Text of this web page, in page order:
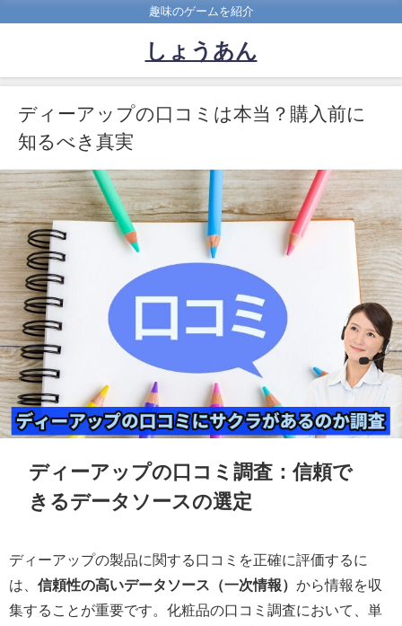
趣味のゲームを紹介
しょうあん
ディーアップの口コミは本当？購入前に
知るべき真実
ディーアップの口コミ調査：信頼で
きるデータソースの選定
ディーアップの製品に関する口コミを正確に評価するに
は、 信頼性の高いデータソース（一次情報） から情報を収
集することが重要です。化粧品の口コミ調査において、単